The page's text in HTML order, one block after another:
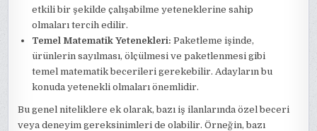
etkili bir şekilde çalışabilme yeteneklerine sahip
olmaları tercih edilir.
Temel Matematik Yetenekleri: Paketleme işinde,
ürünlerin sayılması, ölçülmesi ve paketlenmesi gibi
temel matematik becerileri gerekebilir. Adayların bu
konuda yetenekli olmaları önemlidir.
Bu genel niteliklere ek olarak, bazı iş ilanlarında özel beceri
veya deneyim gereksinimleri de olabilir. Örneğin, bazı